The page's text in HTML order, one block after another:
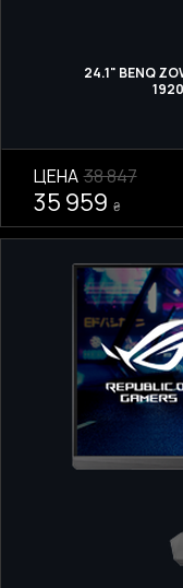
24.1" BENQ
ЦЕНА 38 847
35 959 ₴